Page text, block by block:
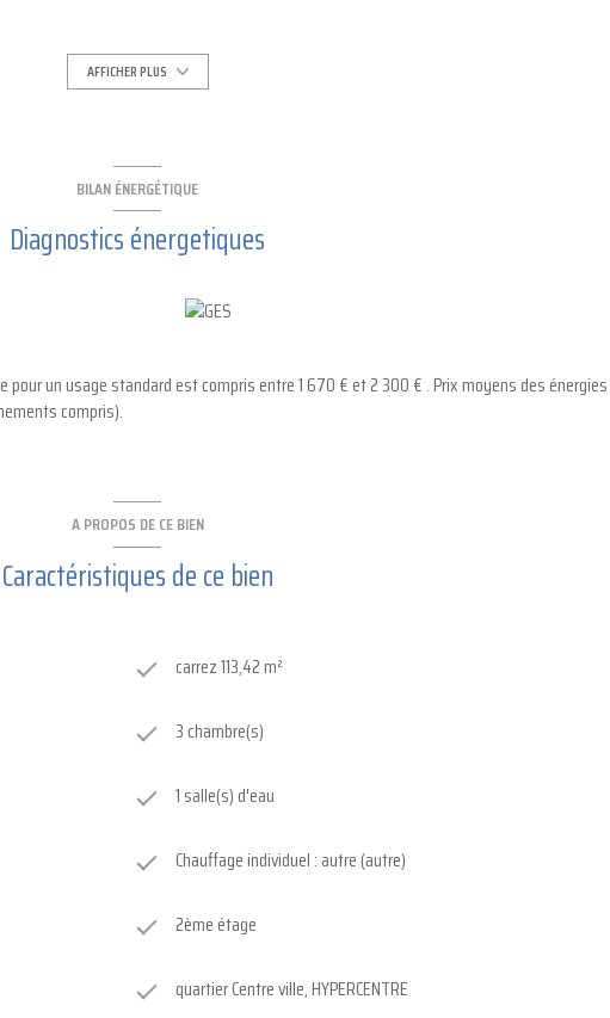
mois. Chauffage individuel au gaz.
exceptionnelle et son garage sécurisé, font de ce bien un appartement rare, à ne pas
AFFICHER PLUS
BILAN ÉNERGÉTIQUE
Diagnostics énergetiques
un usage standard est compris entre 1 670 € et 2 300 € . Prix moyens des énergies
compris).
A PROPOS DE CE BIEN
Caractéristiques de ce bien
carrez 113,42 m²
3 chambre(s)
1 salle(s) d'eau
Chauffage individuel : autre (autre)
2ème étage
quartier Centre ville, HYPERCENTRE